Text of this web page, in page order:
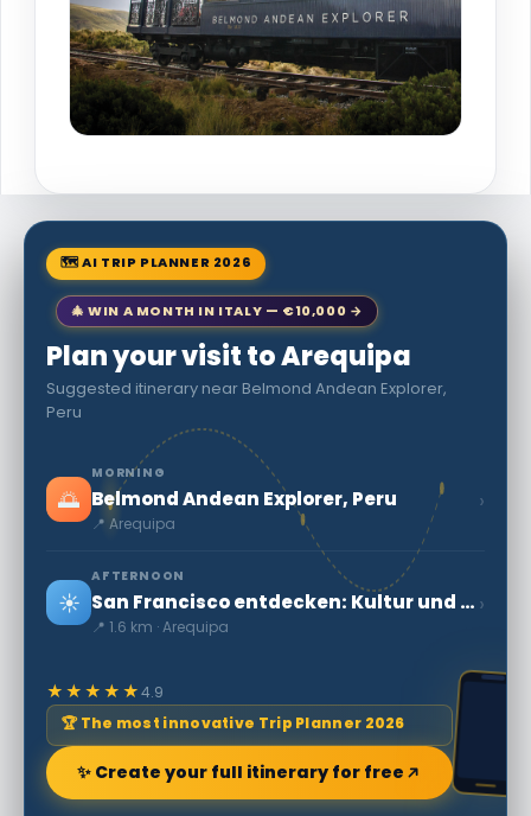
🗺 AI TRIP PLANNER 2026
🎄 WIN A MONTH IN ITALY — €10,000 →
Plan your visit to Arequipa
Suggested itinerary near Belmond Andean Explorer,
Peru
🌅
MORNING
Belmond Andean Explorer, Peru
📍 Arequipa
›
☀️
AFTERNOON
San Francisco entdecken: Kultur und Schönheiten, die man nicht verpassen sollte
📍 1.6 km · Arequipa
›
★★★★★4.9
🏆 The most innovative Trip Planner 2026
✨ Create your full itinerary for free